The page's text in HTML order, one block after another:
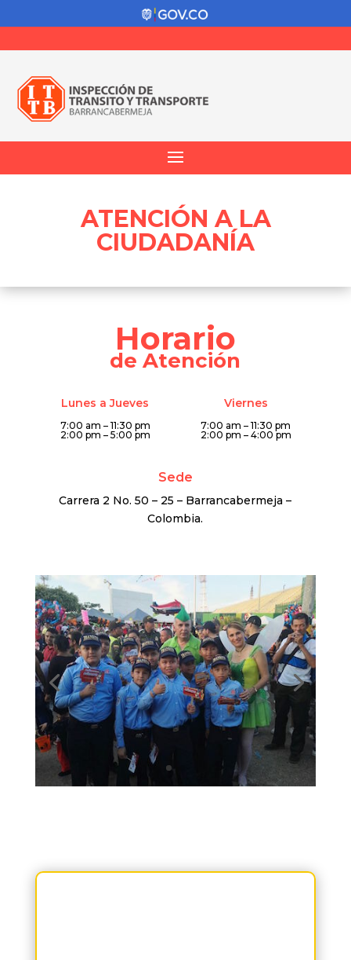
ATENCIÓN A LA
CIUDADANÍA
Horario
de Atención
Lunes a Jueves
7:00 am – 11:30 pm
2:00 pm – 5:00 pm
Viernes
7:00 am – 11:30 pm
2:00 pm – 4:00 pm
Sede
Carrera 2 No. 50 – 25 – Barrancabermeja –
Colombia.